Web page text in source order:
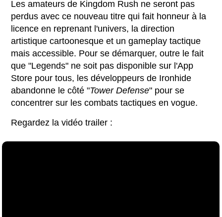
Les amateurs de Kingdom Rush ne seront pas
perdus avec ce nouveau titre qui fait honneur à la
licence en reprenant l'univers, la direction
artistique cartoonesque et un gameplay tactique
mais accessible. Pour se démarquer, outre le fait
que "Legends" ne soit pas disponible sur l'App
Store pour tous, les développeurs de Ironhide
abandonne le côté "Tower Defense" pour se
concentrer sur les combats tactiques en vogue.
Regardez la vidéo trailer :